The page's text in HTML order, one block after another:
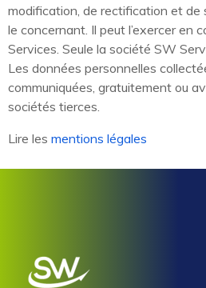
modification, de rectification et de
le concernant. Il peut l’exercer en
Services. Seule la société SW
Les données personnelles
communiquées, gratuitement ou
sociétés tierces.
Lire les mentions légales